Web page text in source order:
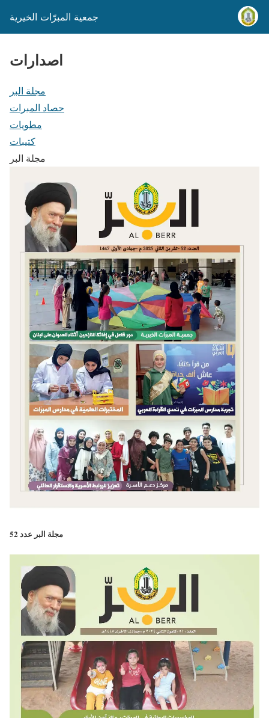
جمعية المبرّات الخيرية
اصدارات
مجلة البر
حصاد المبرات
مطويات
كتيبات
مجلة البر
مجلة البر عدد 52